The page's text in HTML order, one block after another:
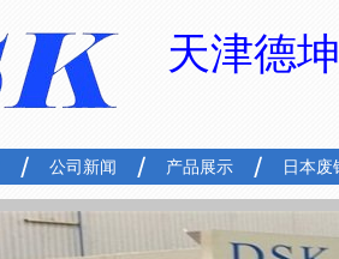
天津德
公司新闻 产品展示 日本废